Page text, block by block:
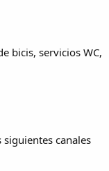
bicis, servicios WC,
canales